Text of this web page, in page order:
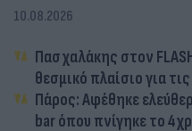
10.08.2026
Πασχαλάκης στον
θεσμικό πλαίσιο για
Πάρος: Αφέθηκε
bar όπου πνίγηκε το